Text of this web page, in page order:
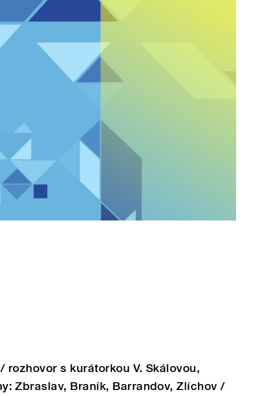
rozhovor s kurátorkou V. Skálovou,
Zbraslav, Braník, Barrandov, Zlíchov /